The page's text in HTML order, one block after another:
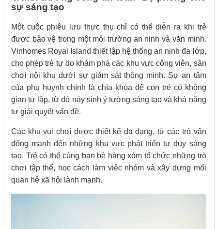
sự sáng tạo
Một cuộc phiêu lưu thực thụ chỉ có thể diễn ra khi trẻ
được bảo vệ trong một môi trường an ninh và văn minh.
Vinhomes Royal Island thiết lập hệ thống an ninh đa lớp,
cho phép trẻ tự do khám phá các khu vực công viên, sân
chơi nội khu dưới sự giám sát thông minh. Sự an tâm
của phụ huynh chính là chìa khóa để con trẻ có không
gian tự lập, từ đó nảy sinh ý tưởng sáng tạo và khả năng
tự giải quyết vấn đề.
Các khu vui chơi được thiết kế đa dạng, từ các trò vận
động mạnh đến những khu vực phát triển tư duy sáng
tạo. Trẻ có thể cùng bạn bè hàng xóm tổ chức những trò
chơi tập thể, học cách làm việc nhóm và xây dựng mối
quan hệ xã hội lành mạnh.